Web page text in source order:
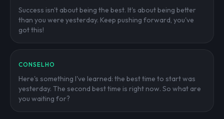
Success isn't about being the best. It's about being better
than you were yesterday. Keep pushing forward, you've
got this!
CONSELHO
Here's something I've learned: the best time to start was
yesterday. The second best time is right now. So what are
you waiting for?